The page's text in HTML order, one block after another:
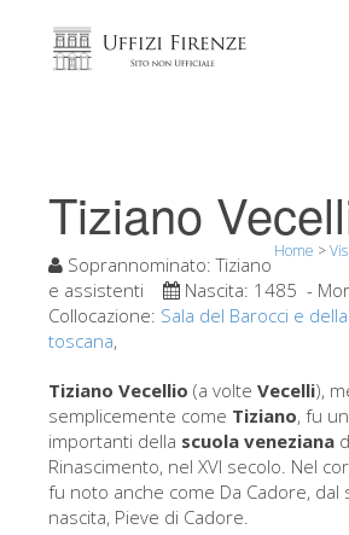
Home
Eventi e mostre
I commenti dei
Contattaci
Prenota ora
Tour virtuale
Le opere
Le sale
Tiziano
Home >
Soprannominato:Tiziano
e assistenti
Nascita: 1485 -
Collocazione: Sala del Barocci e
toscana,
Tiziano Vecellio (a volte Vecelli),
semplicemente come Tiziano, fu
importanti della scuola veneziana
Rinascimento, nel XVI secolo. Nel
fu noto anche come Da Cadore, dal
nascita, Pieve di Cadore.